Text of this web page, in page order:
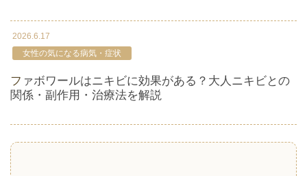
2026.6.17
女性の気になる病気・症状
ファボワールはニキビに効果がある？大人ニキビとの
関係・副作用・治療法を解説